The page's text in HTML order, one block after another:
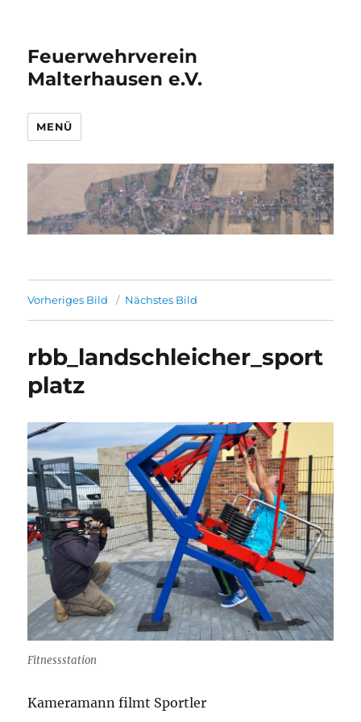
Feuerwehrverein
Malterhausen e.V.
MENÜ
Vorheriges Bild Nächstes Bild
rbb_landschleicher_sport
platz
Fitnessstation
Kameramann filmt Sportler